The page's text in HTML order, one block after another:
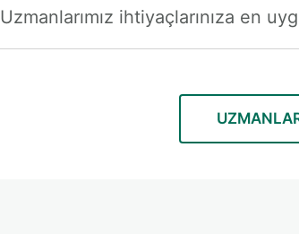
Uzmanlarımız ihtiyaçlarınıza en